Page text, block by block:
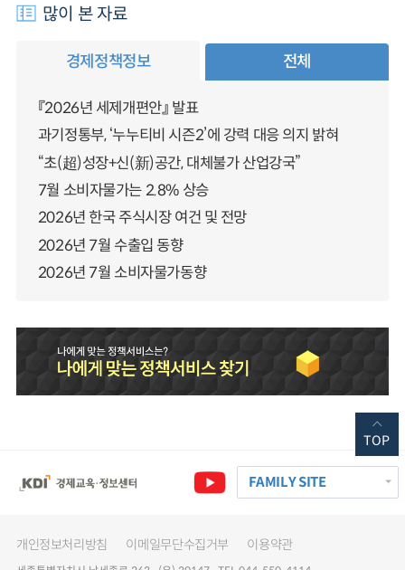
많이 본 자료
경제정책정보 전체
『2026년 세제개편안』 발표
과기정통부, ‘누누티비 시즌2’에 강력 대응 의지 밝혀
“초(超)성장+신(新)공간, 대체불가 산업강국”
7월 소비자물가는 2.8% 상승
2026년 한국 주식시장 여건 및 전망
2026년 7월 수출입 동향
2026년 7월 소비자물가동향
FAMILY SITE
개인정보처리방침 이메일무단수집거부 이용약관
TOP